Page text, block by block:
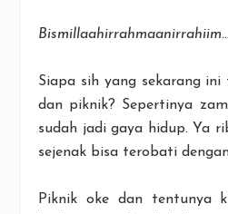
Siapa sih yang sekarang
dan piknik? Sepertinya
sudah jadi gaya hidup. Ya
sejenak bisa terobati
Piknik oke dan tentunya